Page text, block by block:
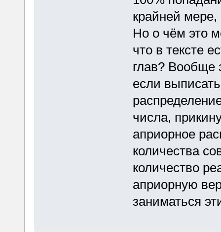
крайней мере,
Но о чём это
что в тексте
глав? Вообще
если
числа,
априорное
количества
количество
априорную
заниматься